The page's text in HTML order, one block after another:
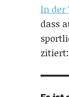
In der
dass
zitiert: